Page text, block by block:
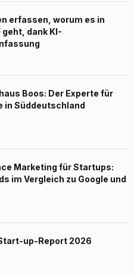
erfassen, worum es in
geht, dank KI-
Boos: Der Experte für
in Süddeutschland
Marketing für Startups:
im Vergleich zu Google und
up-Report 2026